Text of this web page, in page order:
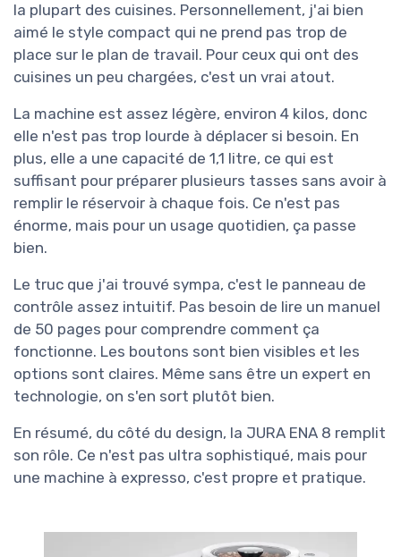
la plupart des cuisines. Personnellement, j'ai bien
aimé le style compact qui ne prend pas trop de
place sur le plan de travail. Pour ceux qui ont des
cuisines un peu chargées, c'est un vrai atout.
La machine est assez légère, environ 4 kilos, donc
elle n'est pas trop lourde à déplacer si besoin. En
plus, elle a une capacité de 1,1 litre, ce qui est
suffisant pour préparer plusieurs tasses sans avoir à
remplir le réservoir à chaque fois. Ce n'est pas
énorme, mais pour un usage quotidien, ça passe
bien.
Le truc que j'ai trouvé sympa, c'est le panneau de
contrôle assez intuitif. Pas besoin de lire un manuel
de 50 pages pour comprendre comment ça
fonctionne. Les boutons sont bien visibles et les
options sont claires. Même sans être un expert en
technologie, on s'en sort plutôt bien.
En résumé, du côté du design, la JURA ENA 8 remplit
son rôle. Ce n'est pas ultra sophistiqué, mais pour
une machine à expresso, c'est propre et pratique.